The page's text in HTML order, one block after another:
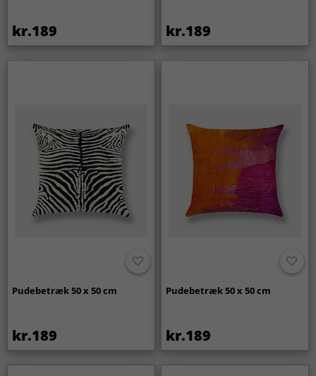
kr.189 kr.189
Pudebetræk 50 x 50 cm
kr.189
Pudebetræk 50 x 50 cm
kr.189